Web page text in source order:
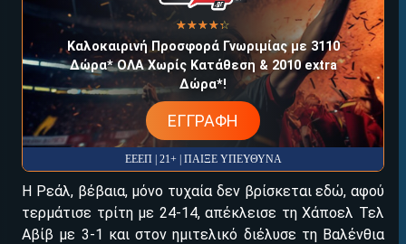
☆☆☆☆☆
★★★★★
Καλοκαιρινή Προσφορά Γνωριμίας με 3110
Δώρα* ΟΛΑ Χωρίς Κατάθεση & 2010 extra
Δώρα*!
EΓΓΡΑΦΗ
ΕΕΕΠ | 21+ | ΠΑΙΞΕ ΥΠΕΥΘΥΝΑ
Η Ρεάλ, βέβαια, μόνο τυχαία δεν βρίσκεται εδώ, αφού
τερμάτισε τρίτη με 24-14, απέκλεισε τη Χάποελ Τελ
Αβίβ με 3-1 και στον ημιτελικό διέλυσε τη Βαλένθια
ΕΓΚΡΙΣΗ ΑΠΟ ΑΡΧΟΝΤΑ ΕΓΚΡΙΣΗ ΑΠΟ ΑΡΧΟΝΤΑ